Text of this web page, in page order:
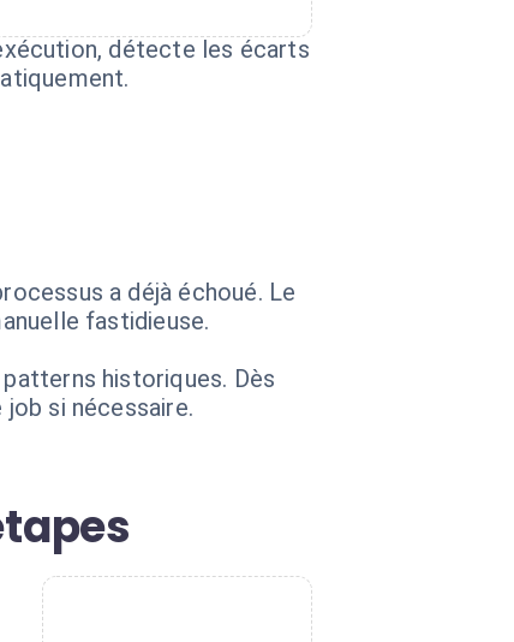
détecte les écarts
a déjà échoué. Le
fastidieuse.
historiques. Dès
si nécessaire.